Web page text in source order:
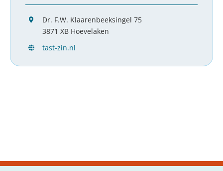
Dr. F.W. Klaarenbeeksingel 75
3871 XB Hoevelaken
tast-zin.nl